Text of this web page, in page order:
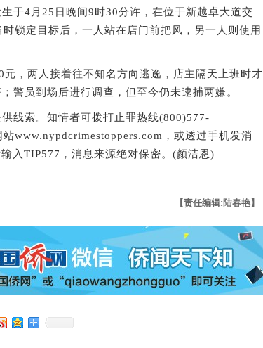
4月25日晚间9时30分许，在位于新越卓大道交
锁定目标后，一人站在店门前把风，另一人则使用
两人接着往不知名方向逃逸，店主隔天上班时才
警员到场后进行调查，但至今仍未逮捕两嫌。
索。知情者可拨打止罪热线(800)577-
www.nypdcrimestoppers.com，或透过手机发消
入TIP577，消息来源绝对保密。(颜洁恩)
【责任编辑:陆春艳】